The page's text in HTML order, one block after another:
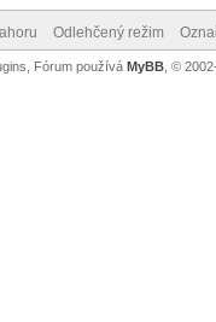
Odlehčený režim
Fórum používá MyBB, ©